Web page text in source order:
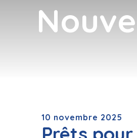
10 novembre 2025